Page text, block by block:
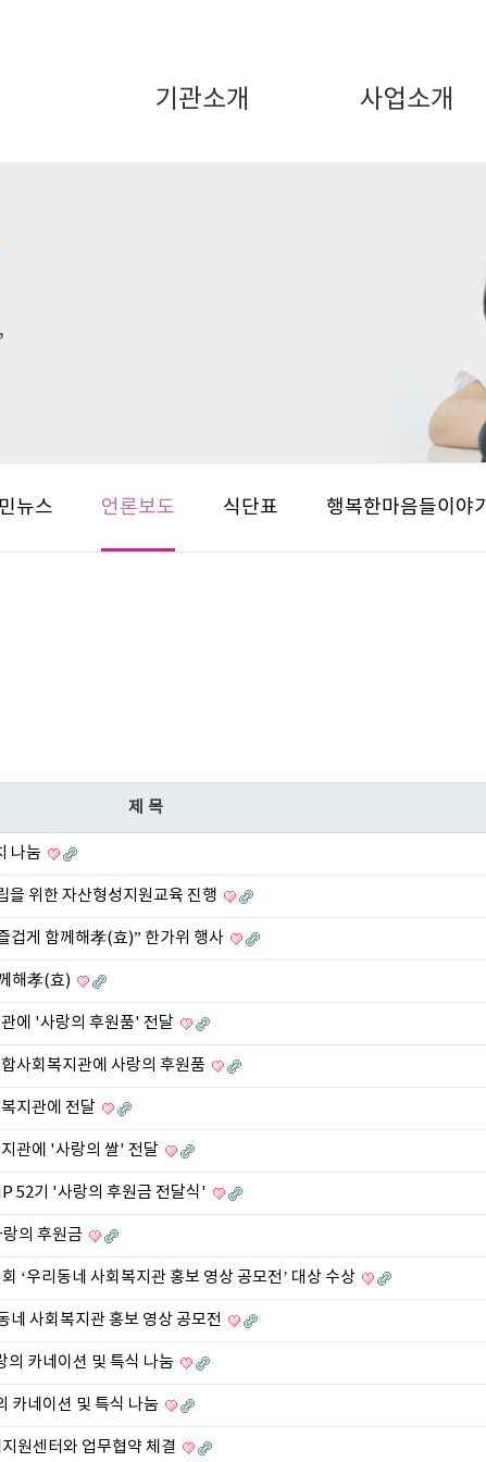
기관소개 사업소개
뉴스 언론보도 식단표 행복한마음들이야기
제목
나눔
위한 자산형성지원교육 진행
겁게 함께해孝(효)” 한가위 행사
해孝(효)
에 '사랑의 후원품' 전달
사회복지관에 사랑의 후원품
지관에 전달
관에 '사랑의 쌀' 전달
52기 '사랑의 후원금 전달식'
의 후원금
‘우리동네 사회복지관 홍보 영상 공모전’ 대상 수상
네 사회복지관 홍보 영상 공모전
카네이션 및 특식 나눔
카네이션 및 특식 나눔
원센터와 업무협약 체결